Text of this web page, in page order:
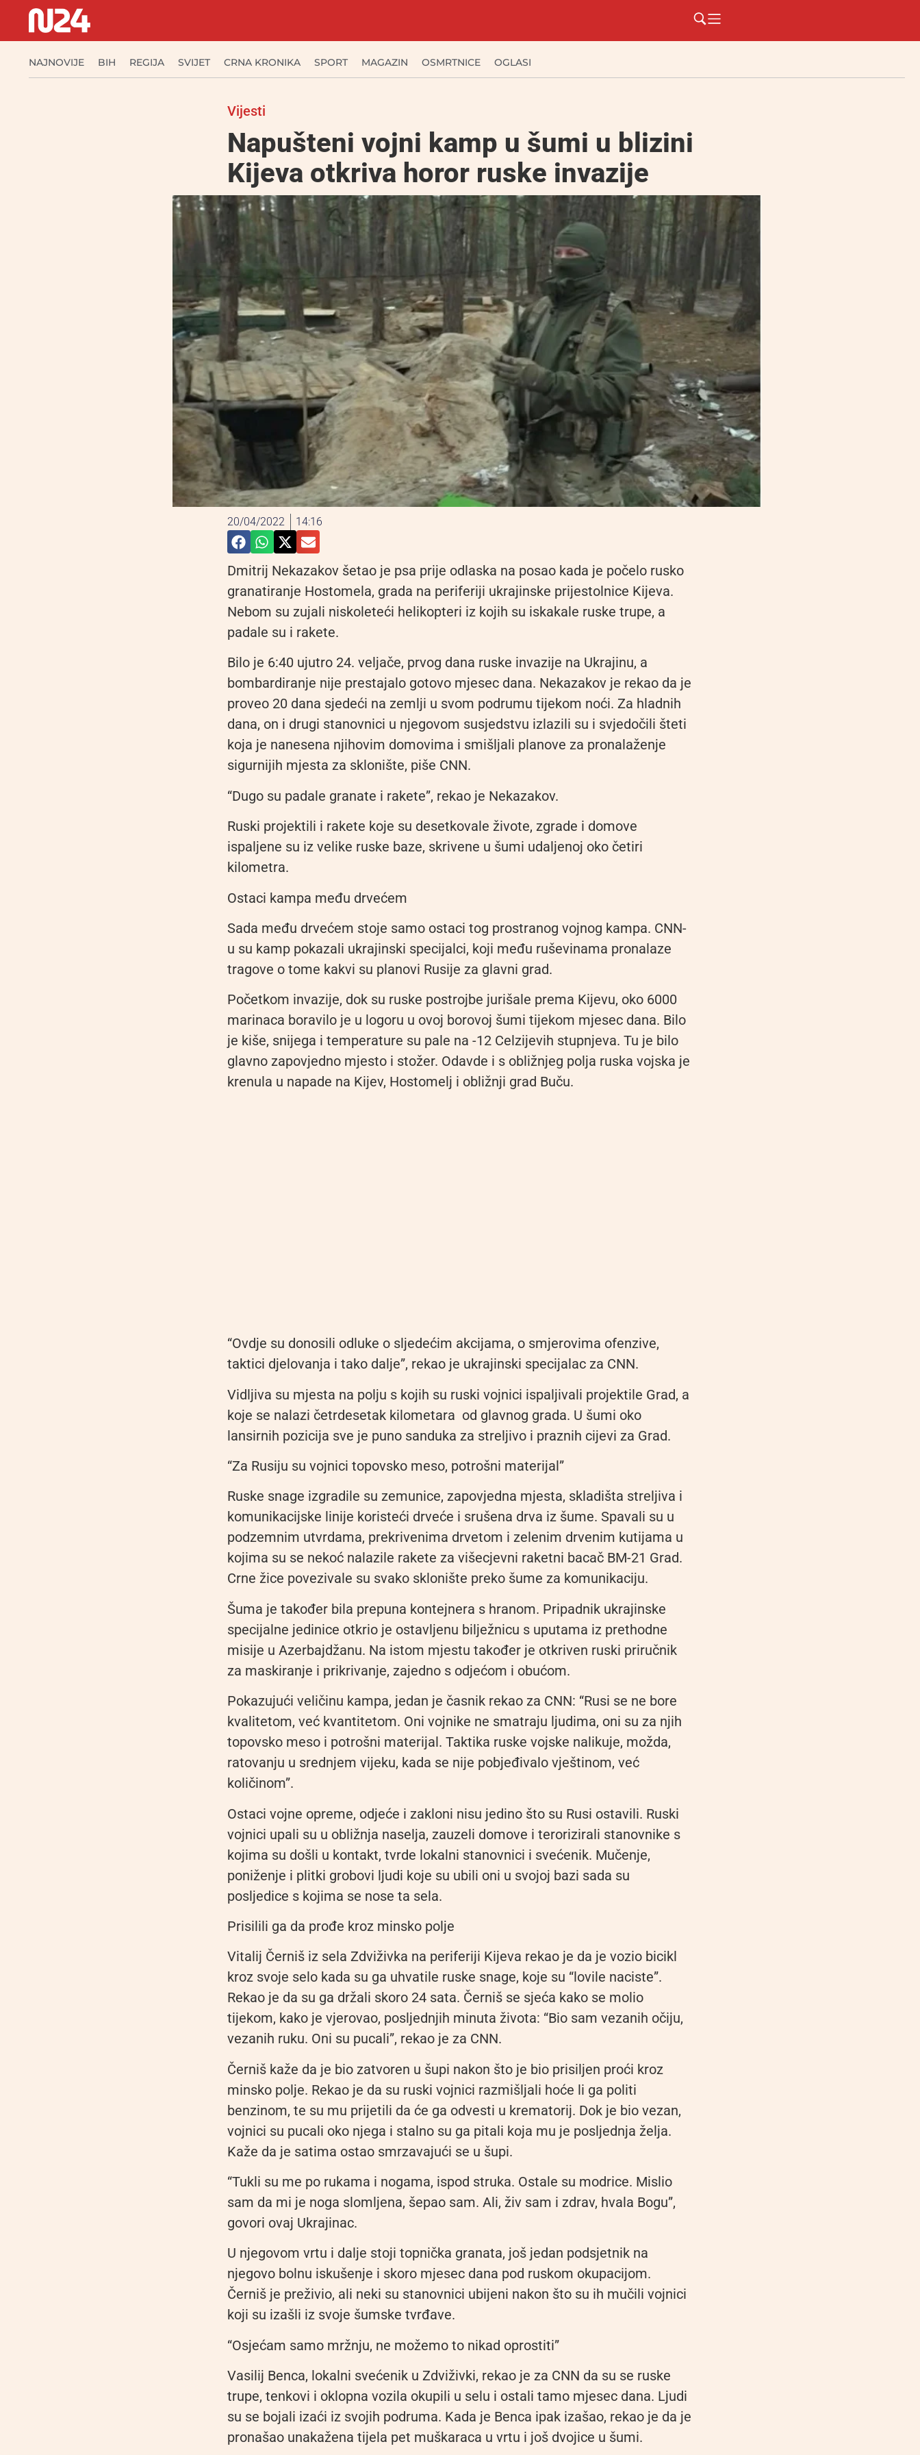
NAJNOVIJE BIH REGIJA SVIJET CRNA KRONIKA SPORT MAGAZIN OSMRTNICE OGLASI
Vijesti
Napušteni vojni kamp u šumi u blizini
Kijeva otkriva horor ruske invazije
20/04/2022 14:16
Dmitrij Nekazakov šetao je psa prije odlaska na posao kada je počelo rusko
granatiranje Hostomela, grada na periferiji ukrajinske prijestolnice Kijeva.
Nebom su zujali niskoleteći helikopteri iz kojih su iskakale ruske trupe, a
padale su i rakete.
Bilo je 6:40 ujutro 24. veljače, prvog dana ruske invazije na Ukrajinu, a
bombardiranje nije prestajalo gotovo mjesec dana. Nekazakov je rekao da je
proveo 20 dana sjedeći na zemlji u svom podrumu tijekom noći. Za hladnih
dana, on i drugi stanovnici u njegovom susjedstvu izlazili su i svjedočili šteti
koja je nanesena njihovim domovima i smišljali planove za pronalaženje
sigurnijih mjesta za sklonište, piše CNN.
“Dugo su padale granate i rakete”, rekao je Nekazakov.
Ruski projektili i rakete koje su desetkovale živote, zgrade i domove
ispaljene su iz velike ruske baze, skrivene u šumi udaljenoj oko četiri
kilometra.
Ostaci kampa među drvećem
Sada među drvećem stoje samo ostaci tog prostranog vojnog kampa. CNN-
u su kamp pokazali ukrajinski specijalci, koji među ruševinama pronalaze
tragove o tome kakvi su planovi Rusije za glavni grad.
Početkom invazije, dok su ruske postrojbe jurišale prema Kijevu, oko 6000
marinaca boravilo je u logoru u ovoj borovoj šumi tijekom mjesec dana. Bilo
je kiše, snijega i temperature su pale na -12 Celzijevih stupnjeva. Tu je bilo
glavno zapovjedno mjesto i stožer. Odavde i s obližnjeg polja ruska vojska je
krenula u napade na Kijev, Hostomelj i obližnji grad Buču.
“Ovdje su donosili odluke o sljedećim akcijama, o smjerovima ofenzive,
taktici djelovanja i tako dalje”, rekao je ukrajinski specijalac za CNN.
Vidljiva su mjesta na polju s kojih su ruski vojnici ispaljivali projektile Grad, a
koje se nalazi četrdesetak kilometara od glavnog grada. U šumi oko
lansirnih pozicija sve je puno sanduka za streljivo i praznih cijevi za Grad.
“Za Rusiju su vojnici topovsko meso, potrošni materijal”
Ruske snage izgradile su zemunice, zapovjedna mjesta, skladišta streljiva i
komunikacijske linije koristeći drveće i srušena drva iz šume. Spavali su u
podzemnim utvrdama, prekrivenima drvetom i zelenim drvenim kutijama u
kojima su se nekoć nalazile rakete za višecjevni raketni bacač BM-21 Grad.
Crne žice povezivale su svako sklonište preko šume za komunikaciju.
Šuma je također bila prepuna kontejnera s hranom. Pripadnik ukrajinske
specijalne jedinice otkrio je ostavljenu bilježnicu s uputama iz prethodne
misije u Azerbajdžanu. Na istom mjestu također je otkriven ruski priručnik
za maskiranje i prikrivanje, zajedno s odjećom i obućom.
Pokazujući veličinu kampa, jedan je časnik rekao za CNN: “Rusi se ne bore
kvalitetom, već kvantitetom. Oni vojnike ne smatraju ljudima, oni su za njih
topovsko meso i potrošni materijal. Taktika ruske vojske nalikuje, možda,
ratovanju u srednjem vijeku, kada se nije pobjeđivalo vještinom, već
količinom”.
Ostaci vojne opreme, odjeće i zakloni nisu jedino što su Rusi ostavili. Ruski
vojnici upali su u obližnja naselja, zauzeli domove i terorizirali stanovnike s
kojima su došli u kontakt, tvrde lokalni stanovnici i svećenik. Mučenje,
poniženje i plitki grobovi ljudi koje su ubili oni u svojoj bazi sada su
posljedice s kojima se nose ta sela.
Prisilili ga da prođe kroz minsko polje
Vitalij Černiš iz sela Zdviživka na periferiji Kijeva rekao je da je vozio bicikl
kroz svoje selo kada su ga uhvatile ruske snage, koje su “lovile naciste”.
Rekao je da su ga držali skoro 24 sata. Černiš se sjeća kako se molio
tijekom, kako je vjerovao, posljednjih minuta života: “Bio sam vezanih očiju,
vezanih ruku. Oni su pucali”, rekao je za CNN.
Černiš kaže da je bio zatvoren u šupi nakon što je bio prisiljen proći kroz
minsko polje. Rekao je da su ruski vojnici razmišljali hoće li ga politi
benzinom, te su mu prijetili da će ga odvesti u krematorij. Dok je bio vezan,
vojnici su pucali oko njega i stalno su ga pitali koja mu je posljednja želja.
Kaže da je satima ostao smrzavajući se u šupi.
“Tukli su me po rukama i nogama, ispod struka. Ostale su modrice. Mislio
sam da mi je noga slomljena, šepao sam. Ali, živ sam i zdrav, hvala Bogu”,
govori ovaj Ukrajinac.
U njegovom vrtu i dalje stoji topnička granata, još jedan podsjetnik na
njegovo bolnu iskušenje i skoro mjesec dana pod ruskom okupacijom.
Černiš je preživio, ali neki su stanovnici ubijeni nakon što su ih mučili vojnici
koji su izašli iz svoje šumske tvrđave.
“Osjećam samo mržnju, ne možemo to nikad oprostiti”
Vasilij Benca, lokalni svećenik u Zdviživki, rekao je za CNN da su se ruske
trupe, tenkovi i oklopna vozila okupili u selu i ostali tamo mjesec dana. Ljudi
su se bojali izaći iz svojih podruma. Kada je Benca ipak izašao, rekao je da je
pronašao unakažena tijela pet muškaraca u vrtu i još dvojice u šumi.